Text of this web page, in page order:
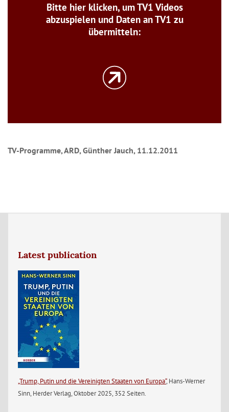
Bitte hier klicken, um TV1 Videos
abzuspielen und Daten an TV1 zu
übermitteln:
TV-Programme, ARD, Günther Jauch, 11.12.2011
Latest publication
„Trump, Putin und die Vereinigten Staaten von Europa“, Hans-Werner
Sinn, Herder Verlag, Oktober 2025, 352 Seiten.